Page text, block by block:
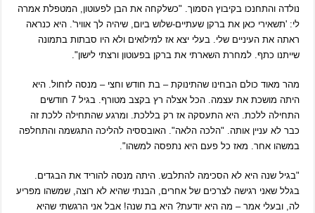
נולדה והתחנכו בקיבוץ הסמוך. "כשלקחה את הבן לפעוטון, המטפלת אמרה
לי: 'תשאירי כאן את ברקן שעתיים-שלוש ביום, שיהיה לך אוויר'. היא כנראה
ראתה את העיניים שלי. בעלי יצא אז למילואים ולא היו סבתות בתמונה
שייתנו כתף. למחרת השארתי את ברקן בפעוטון ורצתי לישון".
מהר מאוד כולם הבחינו שהתינוקת – בת חודש וחצי – מנסה לזחול. היא
היתה מושכת את עצמה. הכל אצלה רץ בקצב מטורף. בגיל 7 חודשים
התחילה ללכת. היא התעסקה אז רק בללכת. ומרגע שהתחילה ללכת זה
כבר לא עניין אותה. "הלכה הלאה". האובססיה להליכה התגשמה והתחלפה
במשהו אחר. מאז כל פעם היא נתפסה למשהו".
"בגיל שנה היא לא הסכימה להתלבש. היתה מנסה להוריד את הבגדים.
בגלל שאני רגישה לצרכים של אחרים, הבנתי שהיא לא רוצה, שמשהו מפריע
לה, ובעלי אמר – מה היא יודעת? היא בת שנה! אבל אני הרגשתי שהיא